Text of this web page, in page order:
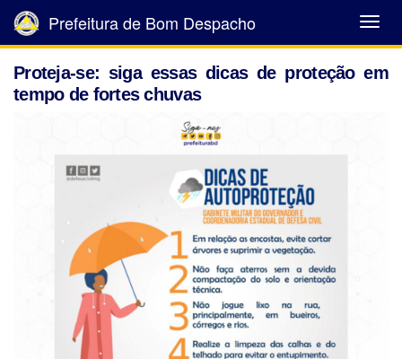
Abrir
Menu
Prefeitura de Bom Despacho
Proteja-se: siga essas dicas de proteção em
tempo de fortes chuvas